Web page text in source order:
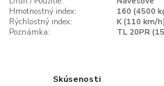
Hmotnostný index:
160 (4500
Rýchlostný index:
K (110 km/h)
Poznámka:
TL 20PR
Skúsenosti